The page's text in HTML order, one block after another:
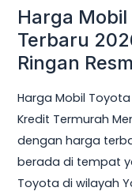
Harga
Terbaru
Ringan
Harga Mobil
Kredit Termurah
dengan harga
berada di tempat
Toyota di wilayah
Harga
Mobil
Toyota
Terbaru
2026
|
Promo,
Kredit